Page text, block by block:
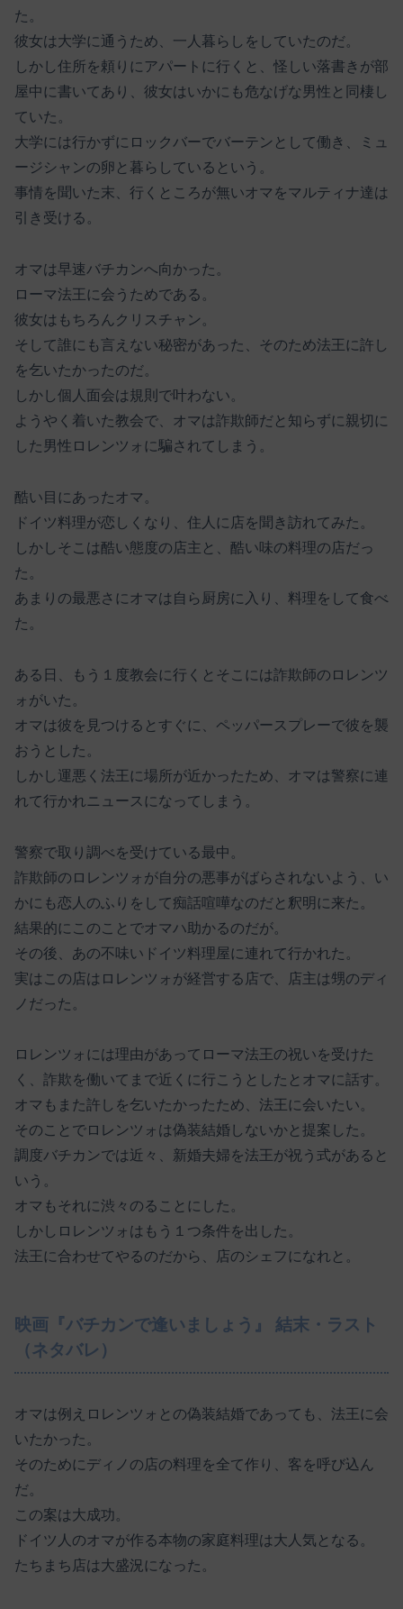
た。
彼女は大学に通うため、一人暮らしをしていたのだ。
しかし住所を頼りにアパートに行くと、怪しい落書きが部
屋中に書いてあり、彼女はいかにも危なげな男性と同棲し
ていた。
大学には行かずにロックバーでバーテンとして働き、ミュ
ージシャンの卵と暮らしているという。
事情を聞いた末、行くところが無いオマをマルティナ達は
引き受ける。
オマは早速バチカンへ向かった。
ローマ法王に会うためである。
彼女はもちろんクリスチャン。
そして誰にも言えない秘密があった、そのため法王に許し
を乞いたかったのだ。
しかし個人面会は規則で叶わない。
ようやく着いた教会で、オマは詐欺師だと知らずに親切に
した男性ロレンツォに騙されてしまう。
酷い目にあったオマ。
ドイツ料理が恋しくなり、住人に店を聞き訪れてみた。
しかしそこは酷い態度の店主と、酷い味の料理の店だっ
た。
あまりの最悪さにオマは自ら厨房に入り、料理をして食べ
た。
ある日、もう１度教会に行くとそこには詐欺師のロレンツ
ォがいた。
オマは彼を見つけるとすぐに、ペッパースプレーで彼を襲
おうとした。
しかし運悪く法王に場所が近かったため、オマは警察に連
れて行かれニュースになってしまう。
警察で取り調べを受けている最中。
詐欺師のロレンツォが自分の悪事がばらされないよう、い
かにも恋人のふりをして痴話喧嘩なのだと釈明に来た。
結果的にこのことでオマハ助かるのだが。
その後、あの不味いドイツ料理屋に連れて行かれた。
実はこの店はロレンツォが経営する店で、店主は甥のディ
ノだった。
ロレンツォには理由があってローマ法王の祝いを受けた
く、詐欺を働いてまで近くに行こうとしたとオマに話す。
オマもまた許しを乞いたかったため、法王に会いたい。
そのことでロレンツォは偽装結婚しないかと提案した。
調度バチカンでは近々、新婚夫婦を法王が祝う式があると
いう。
オマもそれに渋々のることにした。
しかしロレンツォはもう１つ条件を出した。
法王に合わせてやるのだから、店のシェフになれと。
映画『バチカンで逢いましょう』 結末・ラスト
（ネタバレ）
オマは例えロレンツォとの偽装結婚であっても、法王に会
いたかった。
そのためにディノの店の料理を全て作り、客を呼び込ん
だ。
この案は大成功。
ドイツ人のオマが作る本物の家庭料理は大人気となる。
たちまち店は大盛況になった。